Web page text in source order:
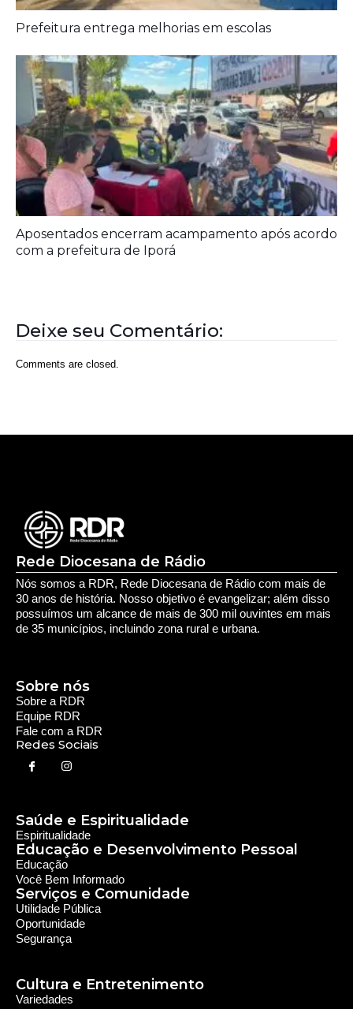
Aposentados encerram acampamento após acordo
com a prefeitura de Iporá
Deixe seu Comentário:
Comments are closed.
Nós somos a RDR, Rede Diocesana de Rádio com mais de
Fale com a RDR
Redes Sociais
Saúde e Espiritualidade
Espiritualidade
Educação e Desenvolvimento Pessoal
Serviços e Comunidade
Utilidade Pública
Oportunidade
Segurança
Cultura e Entretenimento
Política e Economia
Notícias Regionais
Política
Economia
As Últimas da Região
Caiapônia e Região
Iporá e Região
SLMB e Região
© 2024 RDR Rede Diocesana de Rádio - Todos os